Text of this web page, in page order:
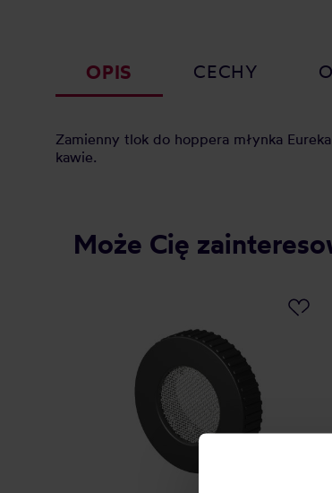
OPIS CECHY
Zamienny tlok do hoppera młynka
kawie.
Może Cię